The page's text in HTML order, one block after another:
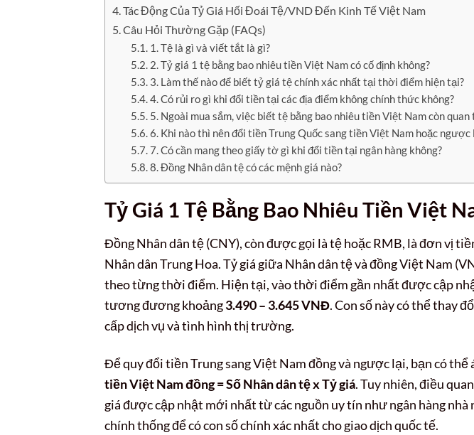
Tác Động Của Tỷ Giá Hối Đoái Tệ/VND Đến Kinh Tế Việt Nam
Câu Hỏi Thường Gặp (FAQs)
1. Tệ là gì và viết tắt là gì?
2. Tỷ giá 1 tệ bằng bao nhiêu tiền Việt Nam có cố định không?
3. Làm thế nào để biết tỷ giá tệ chính xác nhất tại thời điểm hiện tại?
4. Có rủi ro gì khi đổi tiền tại các địa điểm không chính thức không?
5. Ngoài mua sắm, việc biết tệ bằng bao nhiêu tiền Việt Nam còn
6. Khi nào thì nên đổi tiền Trung Quốc sang tiền Việt Nam hoặc ngược
7. Có cần mang theo giấy tờ gì khi đổi tiền tại ngân hàng không?
8. Đồng Nhân dân tệ có các mệnh giá nào?
Tỷ Giá 1 Tệ Bằng Bao Nhiêu Tiền Việt
Đồng Nhân dân tệ (CNY), còn được gọi là tệ hoặc RMB, là đơn vị
Nhân dân Trung Hoa. Tỷ giá giữa Nhân dân tệ và đồng Việt Nam
theo từng thời điểm. Hiện tại, vào thời điểm gần nhất được cập
tương đương khoảng3.490 – 3.645 VNĐ. Con số này có thể thay
cấp dịch vụ và tình hình thị trường.
Để quy đổi tiền Trung sang Việt Nam đồng và ngược lại, bạn có thể
tiền Việt Nam đồng = Số Nhân dân tệ x Tỷ giá. Tuy nhiên, điều
giá được cập nhật mới nhất từ các nguồn uy tín như ngân hàng
chính thống để có con số chính xác nhất cho giao dịch quốc tế.